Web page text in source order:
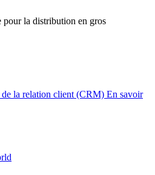
pour la distribution en gros
de la relation client (CRM) En savoir